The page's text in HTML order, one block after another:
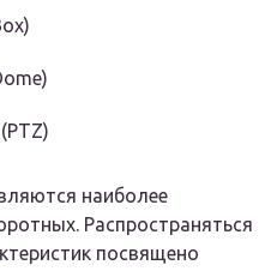
наиболее
Распространяться
посвящено